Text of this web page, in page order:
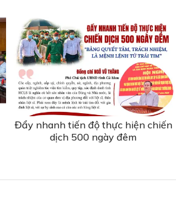
Đẩy nhanh tiến độ thực hiện chiến
dịch 500 ngày đêm